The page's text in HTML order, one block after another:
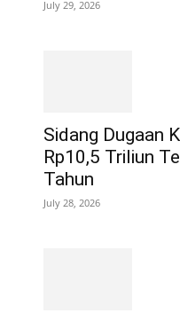
July 29, 2026
Sidang Dugaan
Rp10,5 Triliun
Tahun
July 28, 2026